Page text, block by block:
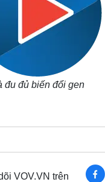
đu đủ biến đổi gen
VOV.VN trên